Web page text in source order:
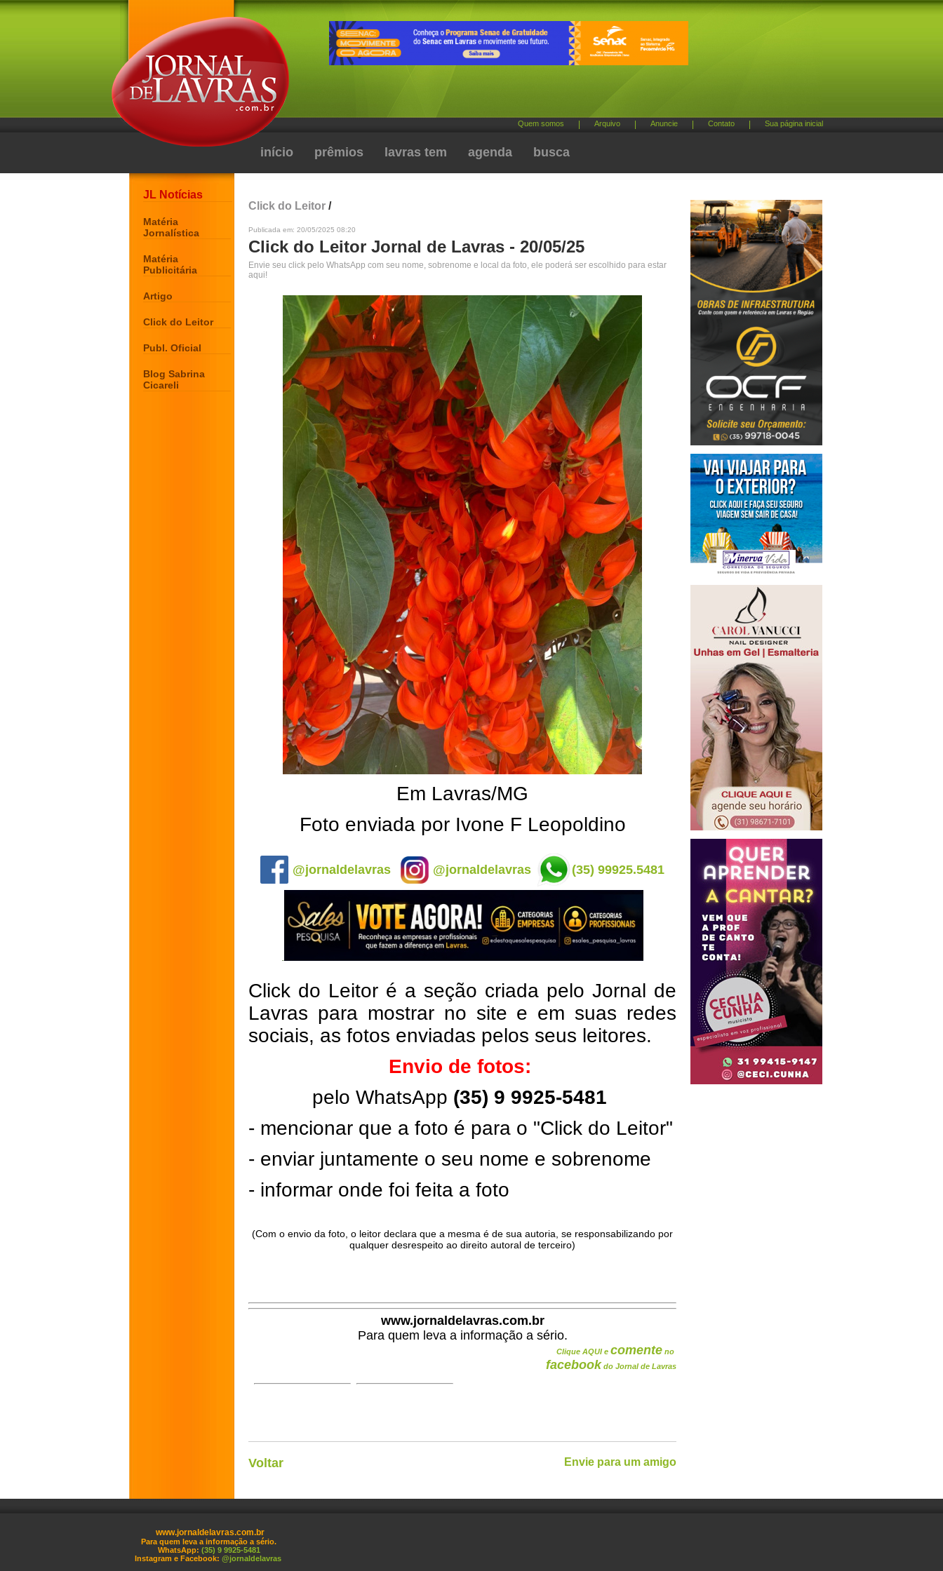
Quem somos Arquivo Anuncie Contato Sua página inicial
início prêmios lavras tem agenda busca
JL Notícias
Matéria
Jornalística
Matéria
Publicitária
Artigo
Click do Leitor
Publ. Oficial
Blog Sabrina
Cicareli
Click do Leitor /
Publicada em: 20/05/2025 08:20
Click do Leitor Jornal de Lavras - 20/05/25
Envie seu click pelo WhatsApp com seu nome, sobrenome e local da foto, ele poderá ser escolhido para estar
aqui!
Em Lavras/MG
Foto enviada por Ivone F Leopoldino
@jornaldelavras @jornaldelavras (35) 99925.5481
Click do Leitor é a seção criada pelo Jornal de
Lavras para mostrar no site e em suas redes
sociais, as fotos enviadas pelos seus leitores.
Envio de fotos:
pelo WhatsApp (35) 9 9925-5481
- mencionar que a foto é para o "Click do Leitor"
- enviar juntamente o seu nome e sobrenome
- informar onde foi feita a foto
(Com o envio da foto, o leitor declara que a mesma é de sua autoria, se responsabilizando por
qualquer desrespeito ao direito autoral de terceiro)
www.jornaldelavras.com.br
Para quem leva a informação a sério.
Clique AQUI e comente no
facebook do Jornal de Lavras
Voltar Envie para um amigo
www.jornaldelavras.com.br
Para quem leva a informação a sério.
WhatsApp: (35) 9 9925-5481
Instagram e Facebook: @jornaldelavras